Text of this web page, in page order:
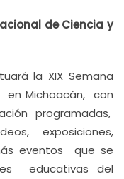
de Ciencia y
la XIX Semana
en Michoacán, con
programadas,
exposiciones,
eventos que se
educativas del